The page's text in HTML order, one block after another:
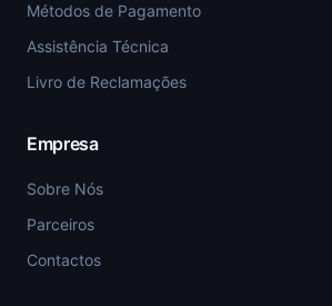
Métodos de Pagamento
Assistência Técnica
Livro de Reclamações
Empresa
Sobre Nós
Parceiros
Contactos